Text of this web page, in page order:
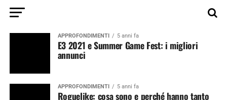
APPROFONDIMENTI 5 anni fa
E3 2021 e Summer Game Fest: i migliori
annunci
APPROFONDIMENTI 5 anni fa
Roguelike: cosa sono e perché hanno tanto